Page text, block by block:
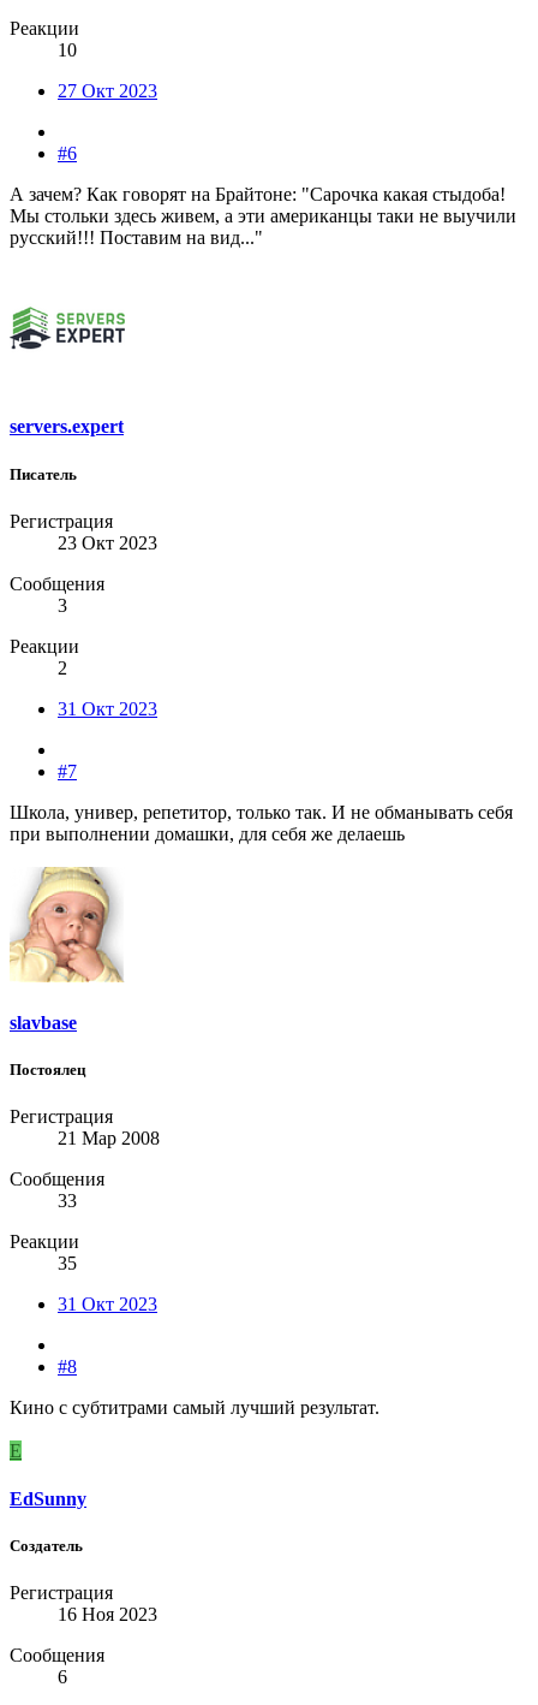
Реакции
10
27 Окт 2023
#6
А зачем? Как говорят на Брайтоне: "Сарочка какая стыдоба!
Мы стольки здесь живем, а эти американцы таки не выучили
русский!!! Поставим на вид..."
servers.expert
Писатель
Регистрация
23 Окт 2023
Сообщения
3
Реакции
2
31 Окт 2023
#7
Школа, универ, репетитор, только так. И не обманывать себя
при выполнении домашки, для себя же делаешь
slavbase
Постоялец
Регистрация
21 Мар 2008
Сообщения
33
Реакции
35
31 Окт 2023
#8
Кино с субтитрами самый лучший результат.
E
EdSunny
Создатель
Регистрация
16 Ноя 2023
Сообщения
6